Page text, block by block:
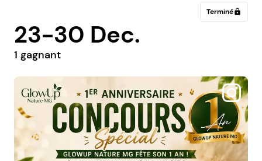
Terminélock
23-30 Dec.
1 gagnant
@ludicieux